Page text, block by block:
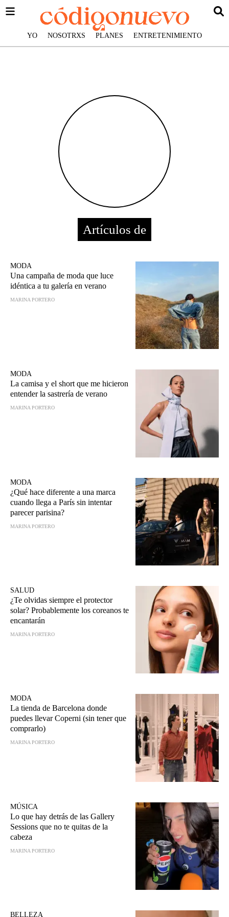
YO NOSOTRXS PLANES ENTRETENIMIENTO
Artículos de
MODA
Una campaña de moda que luce
idéntica a tu galería en verano
MARINA PORTERO
MODA
La camisa y el short que me hicieron
entender la sastrería de verano
MARINA PORTERO
MODA
¿Qué hace diferente a una marca
cuando llega a París sin intentar
parecer parisina?
MARINA PORTERO
SALUD
¿Te olvidas siempre el protector
solar? Probablemente los coreanos te
encantarán
MARINA PORTERO
MODA
La tienda de Barcelona donde
puedes llevar Coperni (sin tener que
comprarlo)
MARINA PORTERO
MÚSICA
Lo que hay detrás de las Gallery
Sessions que no te quitas de la
cabeza
MARINA PORTERO
BELLEZA